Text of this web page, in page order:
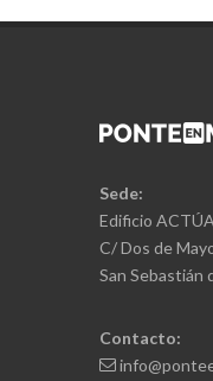
Sede:
Edificio
C/ Dos de
San Sebastián
Contacto: